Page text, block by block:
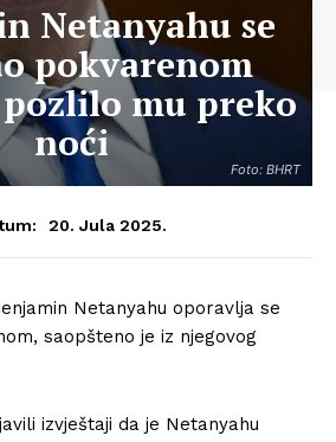
Foto: BHRT
Netanyahu se
pokvarenom
mu preko
noći
20. Jula 2025.
Netanyahu oporavlja se
saopšteno je iz njegovog
izvještaji da je Netanyahu